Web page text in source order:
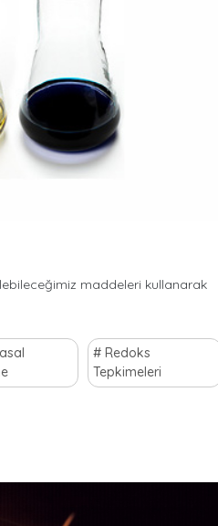
maddeleri kullanarak
Redoks
Tepkimeleri